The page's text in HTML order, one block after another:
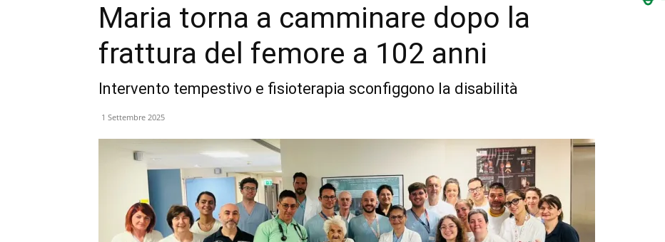
Maria torna a camminare dopo la
frattura del femore a 102 anni
Intervento tempestivo e fisioterapia sconfiggono la disabilità
1 Settembre 2025